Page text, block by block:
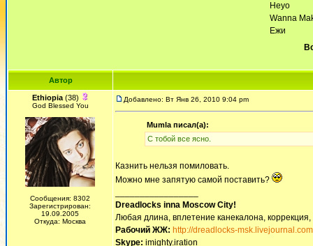
Heyo
Wanna
Ежи
Автор
Ethiopia(38)
God Blessed You
Сообщения: 8302
Зарегистрирован:
19.09.2005
Откуда: Москва
Добавлено: Вт Янв 26, 2010 9:04 pm
Mumla писал(а):
С тобой все ясно.
Казнить нельзя помиловать.
Можно мне запятую самой поставить?
Dreadlocks inna Moscow Сity!
Любая длина, вплетение канекалона,
Рабочий ЖЖ: http://dreadlocks-
Skype: imighty.iration